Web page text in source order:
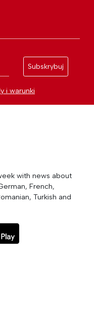
Subskrybuj
i warunki
with news about
French,
Turkish and